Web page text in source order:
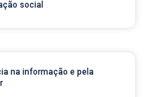
social
na informação e pela